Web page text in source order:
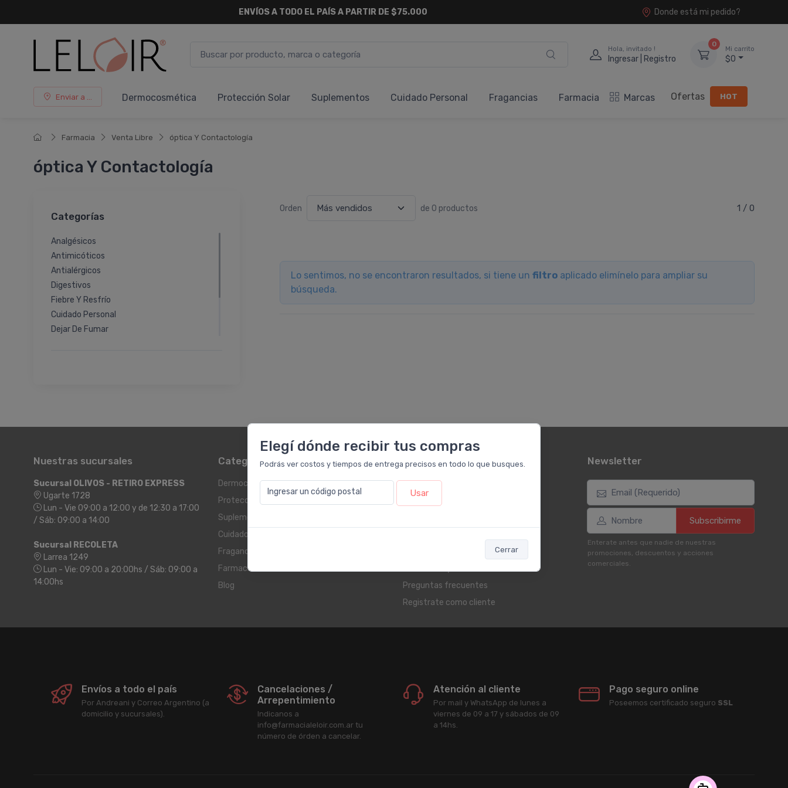
Elegí dónde recibir tus compras
Podrás ver costos y tiempos de entrega precisos en todo lo que busques.
Ingresar un código postal Usar
Cerrar
ENVÍOS A TODO EL PAÍS A PARTIR DE $75.000 Donde está mi pedido?
Hola, invitado !
Ingresar | Registro
0
Mi carrito
$0
Enviar a ... Dermocosmética Protección Solar Suplementos Cuidado Personal Fragancias Farmacia Marcas Ofertas HOT
Farmacia Venta Libre óptica Y Contactología
óptica Y Contactología
Categorías
Analgésicos
Antimicóticos
Antialérgicos
Digestivos
Fiebre Y Resfrío
Cuidado Personal
Dejar De Fumar
Orden de 0 productos 1 / 0
Lo sentimos, no se encontraron resultados, si tiene un filtro aplicado elimínelo para ampliar su
búsqueda.
Nuestras sucursales
Sucursal OLIVOS - RETIRO EXPRESS
Ugarte 1728
Lun - Vie 09:00 a 12:00 y de 12:30 a 17:00
/ Sáb: 09:00 a 14:00
Sucursal RECOLETA
Larrea 1249
Lun - Vie: 09:00 a 20:00hs / Sáb: 09:00 a
14:00hs
Categorías
Dermocosmética
Protección Solar
Suplementos
Cuidado Personal
Fragancias
Farmacia
Blog
Servicios al cliente
Contacto
Preguntas frecuentes
Registrate como cliente
Newsletter
Subscribirme
Enterate antes que nadie de nuestras
promociones, descuentos y acciones
comerciales.
Envíos a todo el país
Por Andreani y Correo Argentino (a
domicilio y sucursales).
Cancelaciones /
Arrepentimiento
Indicanos a
info@farmacialeloir.com.ar tu
número de órden a cancelar.
Atención al cliente
Por mail y WhatsApp de lunes a
viernes de 09 a 17 y sábados de 09
a 14hs.
Pago seguro online
Poseemos certificado seguro SSL